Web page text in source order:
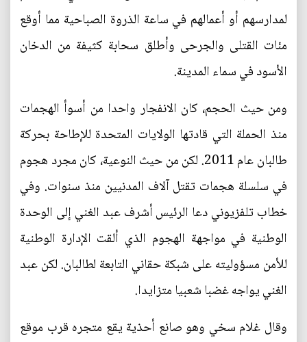
لمدارسهم أو أعمالهم في ساعة الذروة الصباحية مما أوقع
مئات القتلى والجرحى وأطلق سحابة كثيفة من الدخان
الأسود في سماء المدينة.
ومن حيث الحجم، كان الانفجار واحدا من أسوأ الهجمات
منذ الحملة التي قادتها الولايات المتحدة للإطاحة بحركة
طالبان عام 2011. لكن من حيث النوعية، كان مجرد هجوم
في سلسلة هجمات تقتل آلاف المدنيين منذ سنوات. وفي
خطاب تلفزيوني دعا الرئيس أشرف عبد الغني إلى الوحدة
الوطنية في مواجهة الهجوم الذي ألقت الإدارة الوطنية
للأمن مسؤوليته على شبكة حقاني التابعة لطالبان. لكن عبد
الغني يواجه غضبا شعبيا متزايدا.
وقال غلام سخي وهو صانع أحذية يقع متجره قرب موقع